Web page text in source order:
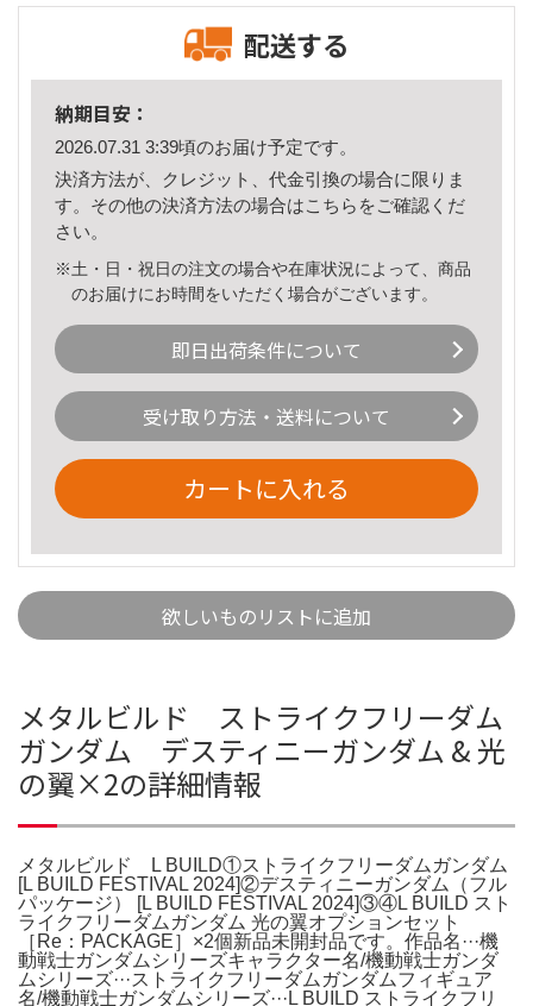
配送する
納期目安：
2026.07.31 3:39頃のお届け予定です。
決済方法が、クレジット、代金引換の場合に限りま
す。その他の決済方法の場合はこちら をご確認くだ
さい。
※土・日・祝日の注文の場合や在庫状況によって、商品
のお届けにお時間をいただく場合がございます。
即日出荷条件について
受け取り方法・送料について
カートに入れる
欲しいものリストに追加
メタルビルド ストライクフリーダム
ガンダム デスティニーガンダム & 光
の翼×2の詳細情報
メタルビルド L BUILD①ストライクフリーダムガンダム
[L BUILD FESTIVAL 2024]②デスティニーガンダム（フル
パッケージ） [L BUILD FESTIVAL 2024]③④L BUILD スト
ライクフリーダムガンダム 光の翼オプションセット
［Re：PACKAGE］×2個新品未開封品です。作品名···機
動戦士ガンダムシリーズキャラクター名/機動戦士ガンダ
ムシリーズ···ストライクフリーダムガンダムフィギュア
名/機動戦士ガンダムシリーズ···L BUILD ストライクフリ